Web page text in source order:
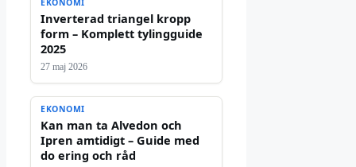
EKONOMI
Inverterad triangel kropp
form – Komplett tylingguide
2025
27 maj 2026
EKONOMI
Kan man ta Alvedon och
Ipren amtidigt – Guide med
do ering och råd